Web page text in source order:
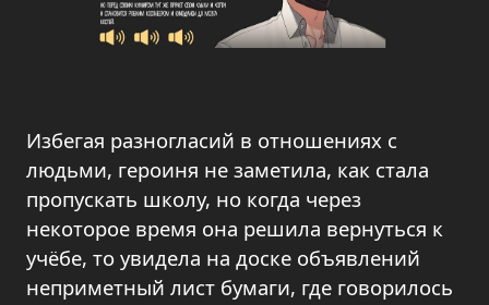
Избегая разногласий в отношениях с
людьми, героиня не заметила, как стала
пропускать школу, но когда через
некоторое время она решила вернуться к
учёбе, то увидела на доске объявлений
неприметный лист бумаги, где говорилось